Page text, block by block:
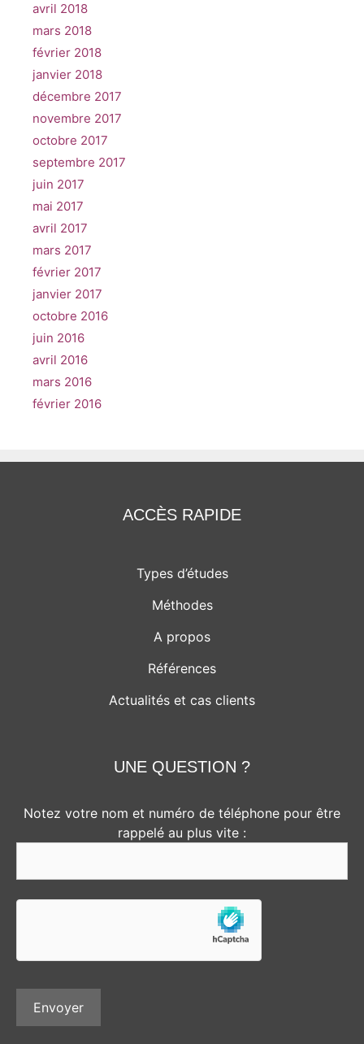
avril 2018
mars 2018
février 2018
janvier 2018
décembre 2017
novembre 2017
octobre 2017
septembre 2017
juin 2017
mai 2017
avril 2017
mars 2017
février 2017
janvier 2017
octobre 2016
juin 2016
avril 2016
mars 2016
février 2016
ACCÈS RAPIDE
Types d’études
Méthodes
A propos
Références
Actualités et cas clients
UNE QUESTION ?
Notez votre nom et numéro de téléphone pour être
rappelé au plus vite :